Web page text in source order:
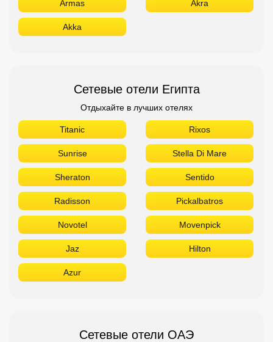
Armas Akra
Akka
Сетевые отели Египта
Отдыхайте в лучших отелях
Titanic Rixos
Sunrise Stella Di Mare
Sheraton Sentido
Radisson Pickalbatros
Novotel Movenpick
Jaz Hilton
Azur
Сетевые отели ОАЭ